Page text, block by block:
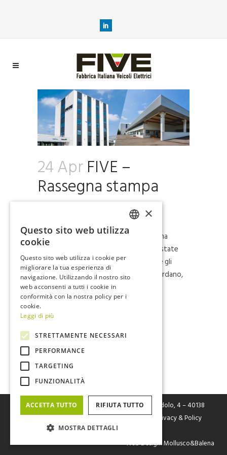
24 AprFIVE –
Rassegna stampa
La nostra rassegna stampa raccoglie una
selezione di articoli pubblicati dalle testate
giornalistiche nazionali. Se vuoi leggere gli
articoli di stampa nazionale che ci riguardano,
puoi scaricare il file in formato PDF
FIVE Srl– Fabbrica Italiana Veicoli Elettrici Via Cerodolo, 4 – 40138
Bologna – P.I. / C.F. / Reg. Imp. Bo n. 03326931205 |
Privacy & Policy
Web Design: Mollusco&Balena
×
Questo sito web utilizza
cookie
Questo sito web utilizza i cookie per
migliorare la tua esperienza di
navigazione. Utilizzando il nostro sito
web acconsenti a tutti i cookie in
conformità con la nostra policy per i
cookie.
Leggi di più
STRETTAMENTE NECESSARI
PERFORMANCE
TARGETING
FUNZIONALITÀ
ACCETTA TUTTO RIFIUTA TUTTO
MOSTRA DETTAGLI